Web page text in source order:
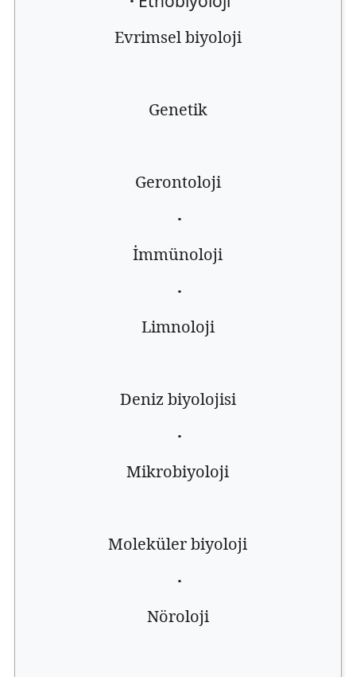
Evrimsel biyoloji
Genetik
Gerontoloji
·
İmmünoloji
·
Limnoloji
Deniz biyolojisi
·
Mikrobiyoloji
Moleküler biyoloji
·
Nöroloji